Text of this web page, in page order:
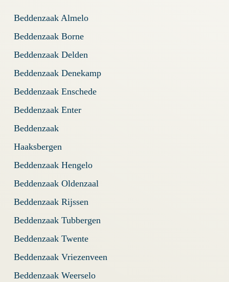
Beddenzaak Almelo
Beddenzaak Borne
Beddenzaak Delden
Beddenzaak Denekamp
Beddenzaak Enschede
Beddenzaak Enter
Beddenzaak
Haaksbergen
Beddenzaak Hengelo
Beddenzaak Oldenzaal
Beddenzaak Rijssen
Beddenzaak Tubbergen
Beddenzaak Twente
Beddenzaak Vriezenveen
Beddenzaak Weerselo